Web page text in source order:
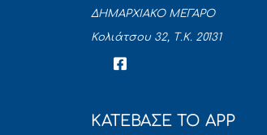
ΔΗΜΑΡΧΙΑΚΟ ΜΕΓΑΡΟ
Κολιάτσου 32, Τ.Κ. 20131
ΚΑΤΕΒΑΣΕ ΤΟ APP